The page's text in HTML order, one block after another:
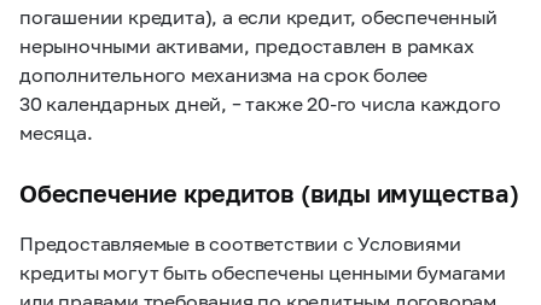
погашении кредита), а если кредит, обеспеченный
нерыночными активами, предоставлен в рамках
дополнительного механизма на срок более
30 календарных дней, – также20-го числа каждого
месяца.
Обеспечение кредитов (виды имущества)
Предоставляемые в соответствии с Условиями
кредиты могут быть обеспечены ценными бумагами